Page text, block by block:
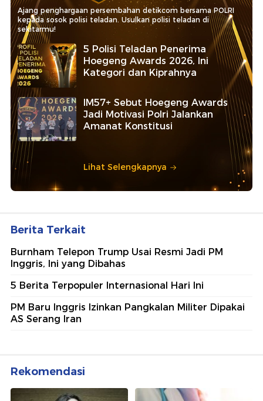
Ajang penghargaan persembahan detikcom bersama POLRI
kepada sosok polisi teladan. Usulkan polisi teladan di
sekitarmu!
5 Polisi Teladan Penerima
Hoegeng Awards 2026, Ini
Kategori dan Kiprahnya
IM57+ Sebut Hoegeng Awards
Jadi Motivasi Polri Jalankan
Amanat Konstitusi
Lihat Selengkapnya
Berita Terkait
Burnham Telepon Trump Usai Resmi Jadi PM
Inggris, Ini yang Dibahas
5 Berita Terpopuler Internasional Hari Ini
PM Baru Inggris Izinkan Pangkalan Militer Dipakai
AS Serang Iran
Rekomendasi